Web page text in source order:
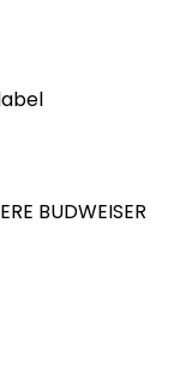
BUDWEISER